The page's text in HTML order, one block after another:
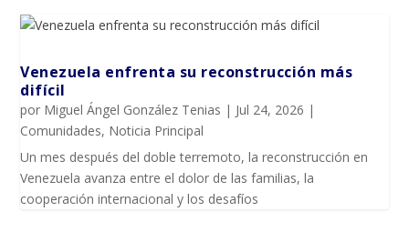
Venezuela enfrenta su reconstrucción más
difícil
por Miguel Ángel González Tenias | Jul 24, 2026 |
Comunidades, Noticia Principal
Un mes después del doble terremoto, la reconstrucción en
Venezuela avanza entre el dolor de las familias, la
cooperación internacional y los desafíos